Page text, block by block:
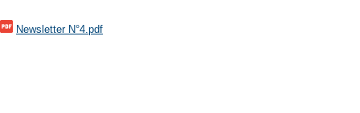
Newsletter N°4.pdf